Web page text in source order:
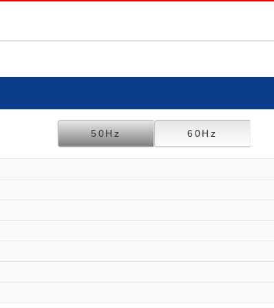
50Hz 60Hz